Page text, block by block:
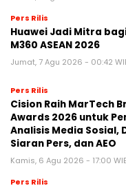
Pers Rilis
Huawei Jadi Mitra
M360 ASEAN 2026
Jumat, 7 Agu 2026 - 00:42
Pers Rilis
Cision Raih MarTech
Awards 2026 untuk
Analisis Media Sosial,
Siaran Pers, dan AEO
Kamis, 6 Agu 2026 - 17:00
Pers Rilis